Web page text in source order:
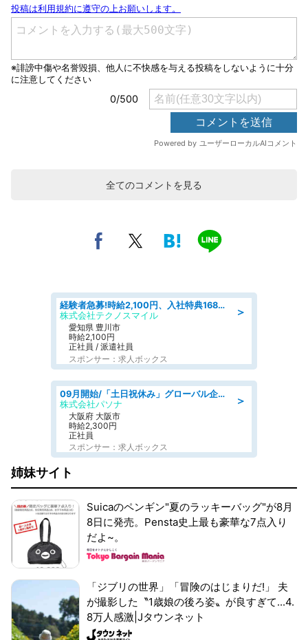
全てのコメントを見る
＞
経験者急募!時給2,100円、入社特典168万円の自動車製造業務/トヨタ自動車/tutumi
株式会社テクノスマイル
愛知県 豊川市
時給2,100円
正社員 / 派遣社員
スポンサー：求人ボックス
＞
09月開始/「土日祝休み」グローバル企業での産業保健のお仕事/保健師/高時給/残業なし/服装自由
株式会社パソナ
大阪府 大阪市
時給2,300円
正社員
スポンサー：求人ボックス
姉妹サイト
Suicaのペンギン"夏のラッキーバッグ"が8月
8日に発売。Pensta史上最も豪華な7点入り
だよ~。
「ジブリの世界」「冒険のはじまりだ!」 夫
が撮影した〝1歳娘の後ろ姿〟が良すぎて...4.
8万人感激|Jタウンネット